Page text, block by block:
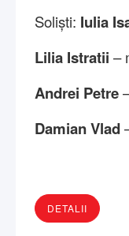
Soliști: Iulia
Lilia Istratii –
Andrei Petre
Damian Vlad
DETALII